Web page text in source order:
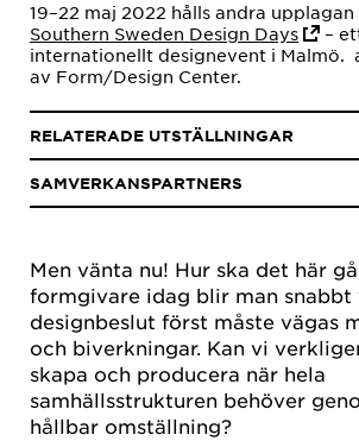
Men vänta nu! Hur ska det här
formgivare idag blir man snabbt
designbeslut först måste vägas
och biverkningar. Kan vi
skapa och producera när hela
samhällsstrukturen behöver
hållbar omställning?
19–22 maj 2022 hålls andra upplagan
Southern Sweden Design Days
–
internationellt designevent i Malmö.
av Form/Design Center.
RELATERADE UTSTÄLLNINGAR
SAMVERKANSPARTNERS